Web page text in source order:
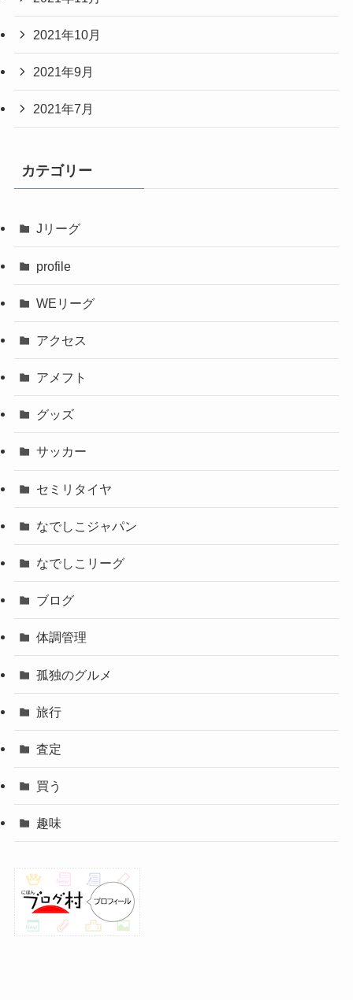
2021年10月
2021年9月
2021年7月
カテゴリー
Jリーグ
profile
WEリーグ
アクセス
アメフト
グッズ
サッカー
セミリタイヤ
なでしこジャパン
なでしこリーグ
ブログ
体調管理
孤独のグルメ
旅行
査定
買う
趣味